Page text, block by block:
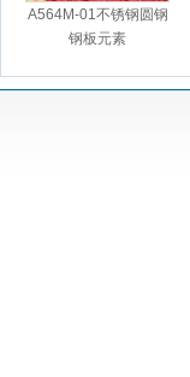
A564M-01不锈钢圆钢
钢板元素